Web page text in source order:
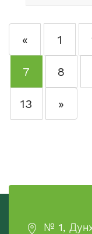
« 1
7 8
13 »
№ 1,